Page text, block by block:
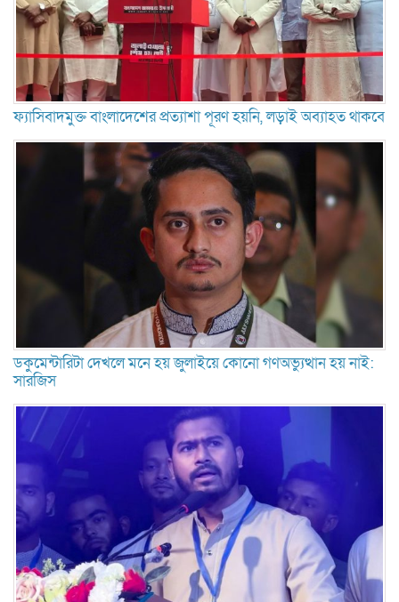
ফ্যাসিবাদমুক্ত বাংলাদেশের প্রত্যাশা পূরণ হয়নি, লড়াই অব্যাহত থাকবে
ডকুমেন্টারিটা দেখলে মনে হয় জুলাইয়ে কোনো গণঅভ্যুত্থান হয় নাই:
সারজিস